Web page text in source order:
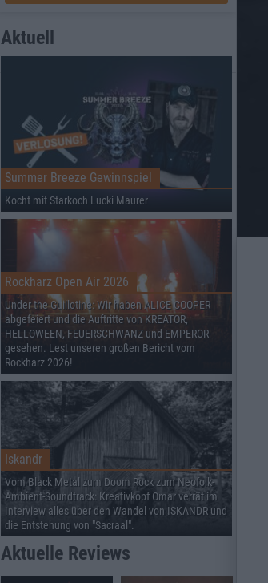
Aktuell
Summer Breeze Gewinnspiel
Kocht mit Starkoch Lucki Maurer
Rockharz Open Air 2026
Under the Guillotine: Wir haben ALICE COOPER
abgefeiert und die Auftritte von KREATOR,
HELLOWEEN, FEUERSCHWANZ und EMPEROR
gesehen. Lest unseren großen Bericht vom
Rockharz 2026!
Iskandr
Vom Black Metal zum Doom Rock zum Neofolk-
Ambient-Soundtrack: Kreativkopf Omar verrät im
Interview alles über den Wandel von ISKANDR und
die Entstehung von "Sacraal".
Aktuelle Reviews